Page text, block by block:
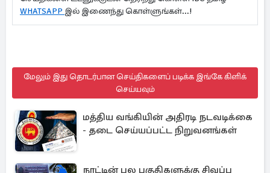
WHATSAPP இல் இணைந்து கொள்ளுங்கள்...!
மேலும் இது தொடர்பான செய்திகளைப் படிக்க இங்கே கிளிக்
செய்யவும்
மத்திய வங்கியின் அதிரடி நடவடிக்கை
- தடை செய்யப்பட்ட நிறுவனங்கள்
நாட்டின் பல பகுதிகளுக்கு சிவப்பு